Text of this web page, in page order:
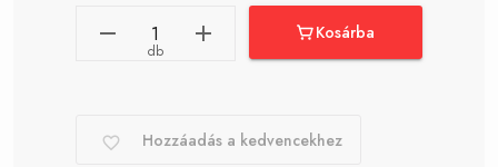
db
Kosárba
Hozzáadás a kedvencekhez